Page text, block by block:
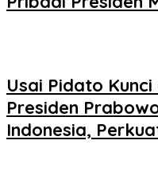
Usai Pidato Kunci
Presiden
Indonesia,